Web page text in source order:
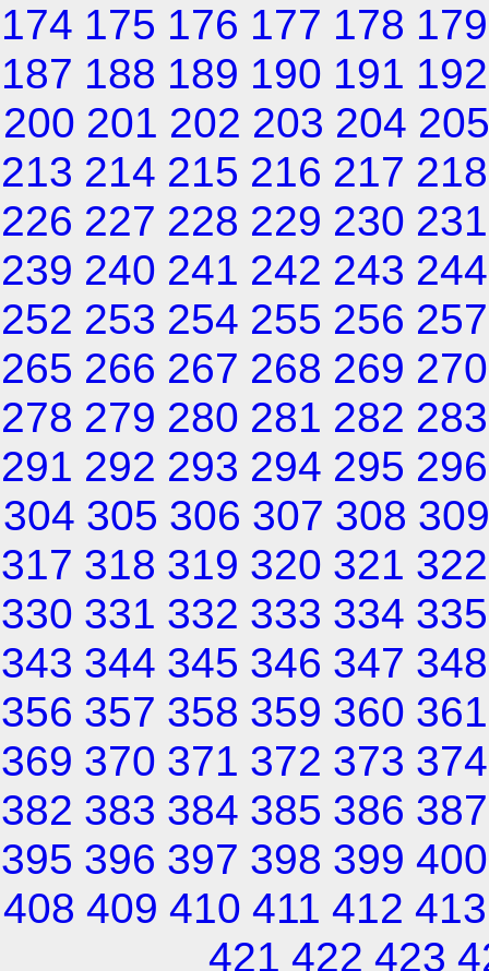
174 175 176 177 178 179
187 188 189 190 191 192
200 201 202 203 204 205
213 214 215 216 217 218
226 227 228 229 230 231
239 240 241 242 243 244
252 253 254 255 256 257
265 266 267 268 269 270
278 279 280 281 282 283
291 292 293 294 295 296
304 305 306 307 308 309
317 318 319 320 321 322
330 331 332 333 334 335
343 344 345 346 347 348
356 357 358 359 360 361
369 370 371 372 373 374
382 383 384 385 386 387
395 396 397 398 399 400
408 409 410 411 412 413
421 422 423